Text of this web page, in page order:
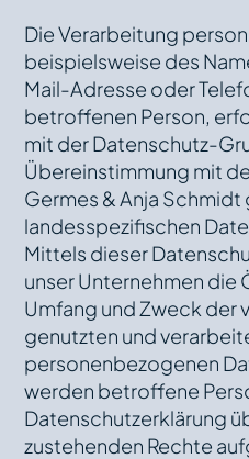
Die Verarbeitung
beispielsweise des
Mail-Adresse oder
betroffenen Person,
mit der Datenschutz-
Übereinstimmung mit
Germes & Anja
landesspezifischen
Mittels dieser
unser Unternehmen
Umfang und Zweck der
genutzten und
personenbezogenen
werden betroffene
Datenschutzerklärung
zustehenden Rechte